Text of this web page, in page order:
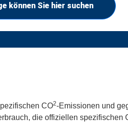
können Sie hier suchen
CO2-Emissionen und
die offiziellen spezifischen